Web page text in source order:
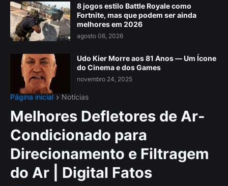
8 jogos estilo Battle Royale como
Fortnite, mas que podem ser ainda
melhores em 2026
agosto 06, 2026
Udo Kier Morre aos 81 Anos — Um Ícone
do Cinema e dos Games
novembro 24, 2025
Página inicial Notícias
Melhores Defletores de Ar-
Condicionado para
Direcionamento e Filtragem
do Ar | Digital Fatos